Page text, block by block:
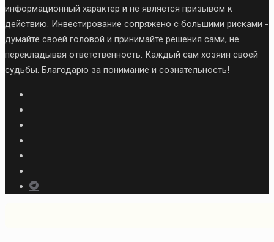
информационный характер и не является призывом к
действию. Инвестирование сопряжено с большими рисками -
думайте своей головой и принимайте решения сами, не
перекладывая ответственность. Каждый сам хозяин своей
судьбы. Благодарю за понимание и сознательность!